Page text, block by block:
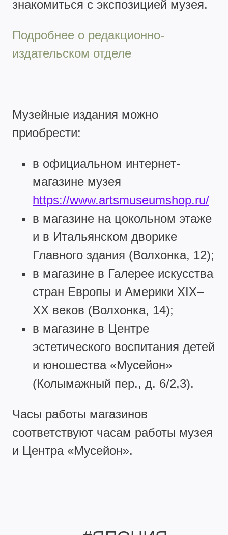
знакомиться с экспозицией музея.
Подробнее о редакционно-
издательском отделе
Музейные издания можно
приобрести:
в официальном интернет-
магазине музея
https://www.artsmuseumshop.ru/
в магазине на цокольном этаже
и в Итальянском дворике
Главного здания (Волхонка, 12);
в магазине в Галерее искусства
стран Европы и Америки XIX–
XX веков (Волхонка, 14);
в магазине в Центре
эстетического воспитания детей
и юношества «Мусейон»
(Колымажный пер., д. 6/2,3).
Часы работы магазинов
соответствуют часам работы музея
и Центра «Мусейон».